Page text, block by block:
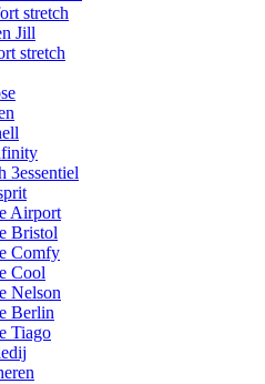
stretch
Jill
stretch
3essentiel
Airport
Bristol
Comfy
Cool
Nelson
Berlin
Tiago